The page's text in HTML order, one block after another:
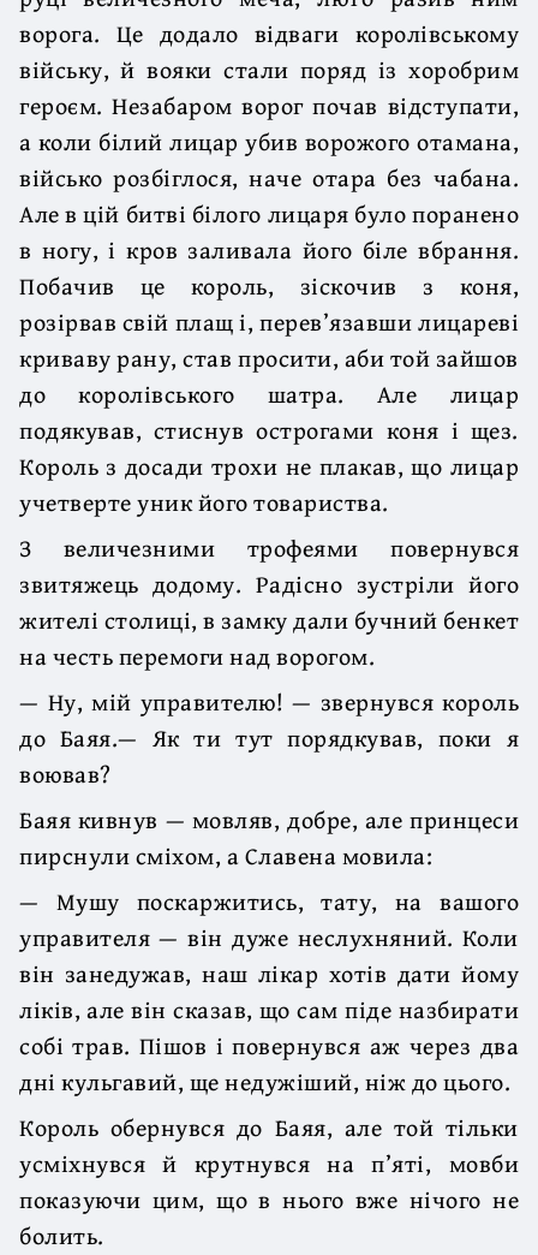
ворога. Це додало відваги королівському
війську, й вояки стали поряд із хоробрим
героєм. Незабаром ворог почав відступати,
а коли білий лицар убив ворожого отамана,
військо розбіглося, наче отара без чабана.
Але в цій битві білого лицаря було поранено
в ногу, і кров заливала його біле вбрання.
Побачив це король, зіскочив з коня,
розірвав свій плащ і, перев’язавши лицареві
криваву рану, став просити, аби той зайшов
до королівського шатра. Але лицар
подякував, стиснув острогами коня і щез.
Король з досади трохи не плакав, що лицар
учетверте уник його товариства.
З величезними трофеями повернувся
звитяжець додому. Радісно зустріли його
жителі столиці, в замку дали бучний бенкет
на честь перемоги над ворогом.
— Ну, мій управителю! — звернувся король
до Баяя.— Як ти тут порядкував, поки я
воював?
Баяя кивнув — мовляв, добре, але принцеси
пирснули сміхом, а Славена мовила:
— Мушу поскаржитись, тату, на вашого
управителя — він дуже неслухняний. Коли
він занедужав, наш лікар хотів дати йому
ліків, але він сказав, що сам піде назбирати
собі трав. Пішов і повернувся аж через два
дні кульгавий, ще недужіший, ніж до цього.
Король обернувся до Баяя, але той тільки
усміхнувся й крутнувся на п’яті, мовби
показуючи цим, що в нього вже нічого не
болить.